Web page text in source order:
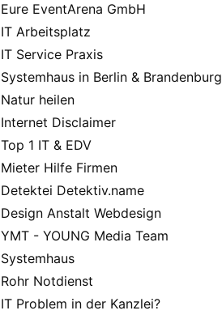
Eure EventArena GmbH
IT Arbeitsplatz
IT Service Praxis
Systemhaus in Berlin & Brandenburg
Natur heilen
Internet Disclaimer
Top 1 IT & EDV
Mieter Hilfe Firmen
Detektei Detektiv.name
Design Anstalt Webdesign
YMT - YOUNG Media Team
Systemhaus
Rohr Notdienst
IT Problem in der Kanzlei?